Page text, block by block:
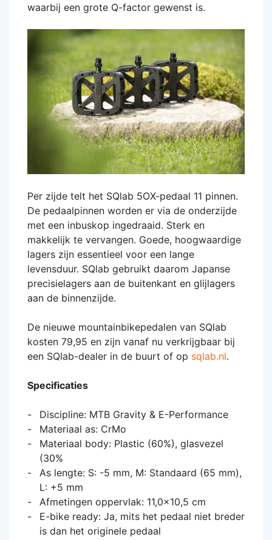
waarbij een grote Q-factor gewenst is.
Per zijde telt het SQlab 5OX-pedaal 11 pinnen.
De pedaalpinnen worden er via de onderzijde
met een inbuskop ingedraaid. Sterk en
makkelijk te vervangen. Goede, hoogwaardige
lagers zijn essentieel voor een lange
levensduur. SQlab gebruikt daarom Japanse
precisielagers aan de buitenkant en glijlagers
aan de binnenzijde.
De nieuwe mountainbikepedalen van SQlab
kosten 79,95 en zijn vanaf nu verkrijgbaar bij
een SQlab-dealer in de buurt of op sqlab.nl.
Specificaties
Discipline: MTB Gravity & E-Performance
Materiaal as: CrMo
Materiaal body: Plastic (60%), glasvezel
(30%
As lengte: S: -5 mm, M: Standaard (65 mm),
L: +5 mm
Afmetingen oppervlak: 11,0x10,5 cm
E-bike ready: Ja, mits het pedaal niet breder
is dan het originele pedaal